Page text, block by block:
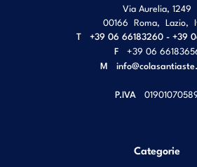
Via Aurelia, 1249
00166 Roma Lazio
T
+39 06 66183260 - +39
F
+39 06
M
P.IVA
Categorie